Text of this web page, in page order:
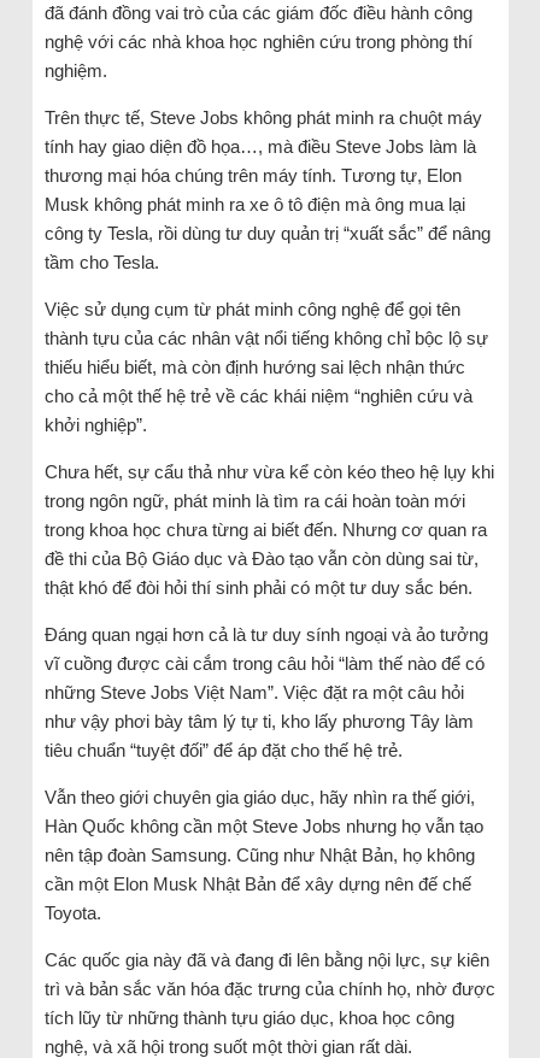
đã đánh đồng vai trò của các giám đốc điều hành công
nghệ với các nhà khoa học nghiên cứu trong phòng thí
nghiệm.
Trên thực tế, Steve Jobs không phát minh ra chuột máy
tính hay giao diện đồ họa…, mà điều Steve Jobs làm là
thương mại hóa chúng trên máy tính. Tương tự, Elon
Musk không phát minh ra xe ô tô điện mà ông mua lại
công ty Tesla, rồi dùng tư duy quản trị “xuất sắc” để nâng
tầm cho Tesla.
Việc sử dụng cụm từ phát minh công nghệ để gọi tên
thành tựu của các nhân vật nổi tiếng không chỉ bộc lộ sự
thiếu hiểu biết, mà còn định hướng sai lệch nhận thức
cho cả một thế hệ trẻ về các khái niệm “nghiên cứu và
khởi nghiệp”.
Chưa hết, sự cẩu thả như vừa kể còn kéo theo hệ lụy khi
trong ngôn ngữ, phát minh là tìm ra cái hoàn toàn mới
trong khoa học chưa từng ai biết đến. Nhưng cơ quan ra
đề thi của Bộ Giáo dục và Đào tạo vẫn còn dùng sai từ,
thật khó để đòi hỏi thí sinh phải có một tư duy sắc bén.
Đáng quan ngại hơn cả là tư duy sính ngoại và ảo tưởng
vĩ cuồng được cài cắm trong câu hỏi “làm thế nào để có
những Steve Jobs Việt Nam”. Việc đặt ra một câu hỏi
như vậy phơi bày tâm lý tự ti, kho lấy phương Tây làm
tiêu chuẩn “tuyệt đối” để áp đặt cho thế hệ trẻ.
Vẫn theo giới chuyên gia giáo dục, hãy nhìn ra thế giới,
Hàn Quốc không cần một Steve Jobs nhưng họ vẫn tạo
nên tập đoàn Samsung. Cũng như Nhật Bản, họ không
cần một Elon Musk Nhật Bản để xây dựng nên đế chế
Toyota.
Các quốc gia này đã và đang đi lên bằng nội lực, sự kiên
trì và bản sắc văn hóa đặc trưng của chính họ, nhờ được
tích lũy từ những thành tựu giáo dục, khoa học công
nghệ, và xã hội trong suốt một thời gian rất dài.